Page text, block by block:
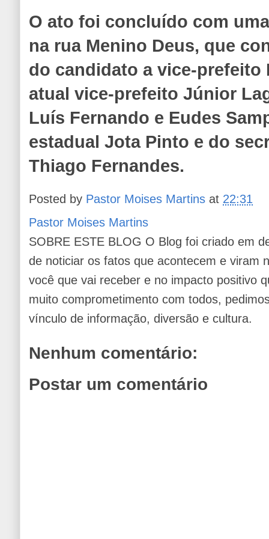
O ato foi concluído com
na rua Menino Deus, que
do candidato a vice-prefeito
atual vice-prefeito Júnior
Luís Fernando e Eudes
estadual Jota Pinto e do
Thiago Fernandes.
Posted by Pastor Moises Martins at 22:31
Pastor Moises Martins
SOBRE ESTE BLOG O Blog foi criado em
de noticiar os fatos que acontecem e viram
você que vai receber e no impacto positivo
muito comprometimento com todos,
vínculo de informação, diversão e cultura.
Nenhum comentário:
Postar um comentário